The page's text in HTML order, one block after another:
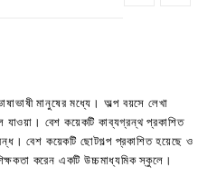
মানুষের মধ্যে। অল্প বয়সে লেখা
যাওয়া। বেশ কয়েকটি কাব্যগ্রন্থ প্রকাশিত
বেশ কয়েকটি ছোটগল্প প্রকাশিত হয়েছে ও
করেন একটি উচ্চমাধ্যমিক স্কুলে।